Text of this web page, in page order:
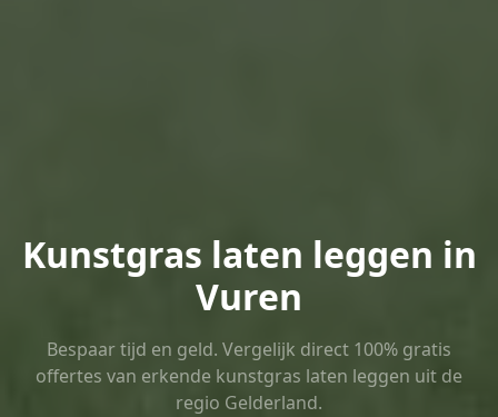
Kunstgras laten leggen in
Vuren
Bespaar tijd en geld. Vergelijk direct 100% gratis
offertes van erkende kunstgras laten leggen uit de
regio Gelderland.